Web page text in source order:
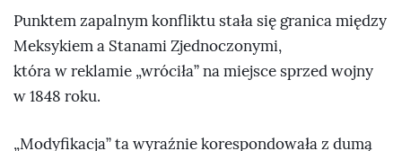
Punktem zapalnym konfliktu stała się granica między
Meksykiem a Stanami Zjednoczonymi,
która w reklamie „wróciła” na miejsce sprzed wojny
w 1848 roku.
„Modyfikacja” ta wyraźnie korespondowała z dumą